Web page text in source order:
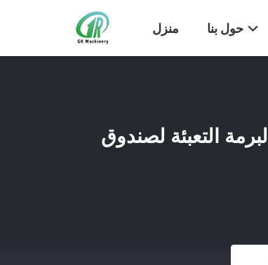
منزل حول بنا
شبه التلقائي آلة الربط PE البرمة التعبئة لصندوق